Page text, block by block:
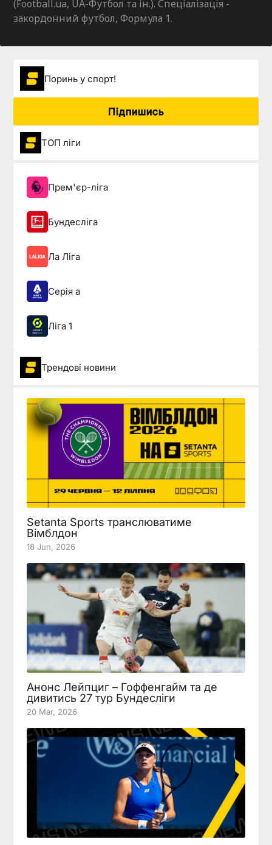
(Football.ua, UA-Футбол та ін.). Спеціалізація -
закордонний футбол, Формула 1.
Поринь у спорт!
Підпишись
ТОП ліги
Прем'єр-ліга
Бундесліга
Ла Ліга
Серія а
Ліга 1
Трендові новини
Setanta Sports транслюватиме
Вімблдон
18 Jun, 2026
Анонс Лейпциг – Гоффенгайм та де
дивитись 27 тур Бундесліги
20 Mar, 2026